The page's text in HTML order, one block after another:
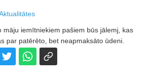
māju iemītniekiem pašiem būs jālemj, kas
par patērēto, bet neapmaksāto ūdeni.